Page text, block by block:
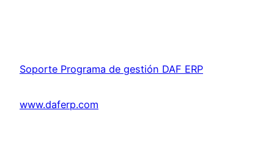
Soporte Programa de gestión DAF ERP
www.daferp.com